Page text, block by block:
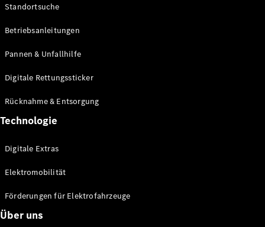
Standortsuche
Betriebsanleitungen
Pannen & Unfallhilfe
Digitale Rettungssticker
Rücknahme & Entsorgung
Technologie
Digitale Extras
Elektromobilität
Förderungen für Elektrofahrzeuge
Über uns